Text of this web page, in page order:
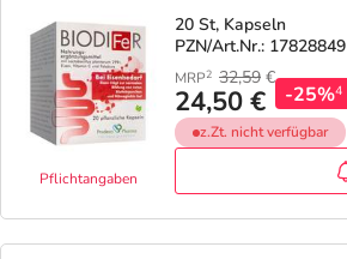
Pflichtangaben
20 St, Kapseln
PZN/Art.Nr.: 17828849
MRP2 32,59 €
24,50 € -25%4
z.Zt. nicht verfügbar